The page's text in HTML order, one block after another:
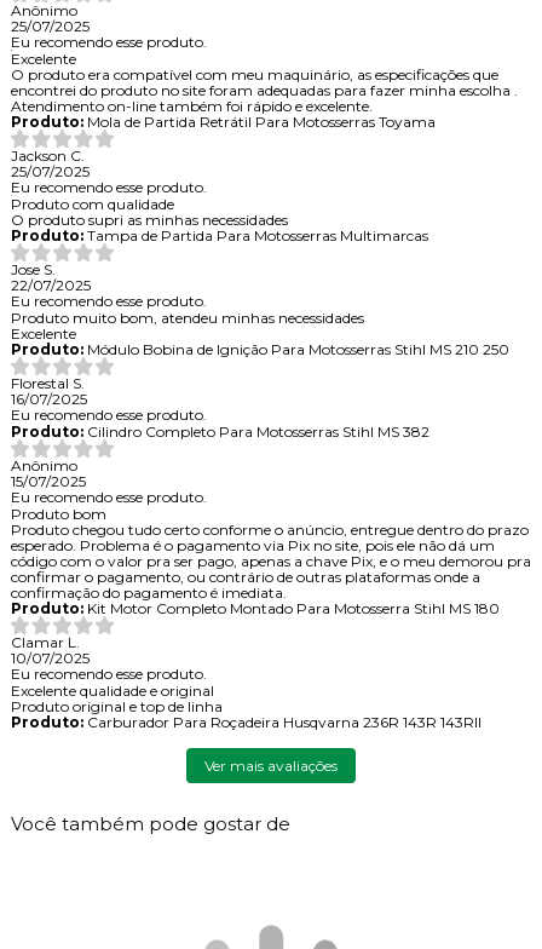
Anônimo
25/07/2025
Eu recomendo esse produto.
Excelente
O produto era compatível com meu maquinário, as especificações que
encontrei do produto no site foram adequadas para fazer minha escolha .
Atendimento on-line também foi rápido e excelente.
Produto:Mola de Partida Retrátil Para Motosserras Toyama
Jackson C.
25/07/2025
Eu recomendo esse produto.
Produto com qualidade
O produto supri as minhas necessidades
Produto:Tampa de Partida Para Motosserras Multimarcas
Jose S.
22/07/2025
Eu recomendo esse produto.
Produto muito bom, atendeu minhas necessidades
Excelente
Produto:Módulo Bobina de Ignição Para Motosserras Stihl MS 210 250
Florestal S.
16/07/2025
Eu recomendo esse produto.
Produto:Cilindro Completo Para Motosserras Stihl MS 382
Anônimo
15/07/2025
Eu recomendo esse produto.
Produto bom
Produto chegou tudo certo conforme o anúncio, entregue dentro do prazo
esperado. Problema é o pagamento via Pix no site, pois ele não dá um
código com o valor pra ser pago, apenas a chave Pix, e o meu demorou pra
confirmar o pagamento, ou contrário de outras plataformas onde a
confirmação do pagamento é imediata.
Produto:Kit Motor Completo Montado Para Motosserra Stihl MS 180
Clamar L.
10/07/2025
Eu recomendo esse produto.
Excelente qualidade e original
Produto original e top de linha
Produto:Carburador Para Roçadeira Husqvarna 236R 143R 143RII
Ver mais avaliações
Você também pode gostar de